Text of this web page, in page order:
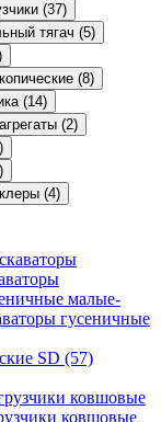
(37)
тягач (5)
(8)
(14)
(2)
(4)
малые-
гусеничные
SD (57)
ковшовые
ковшовые